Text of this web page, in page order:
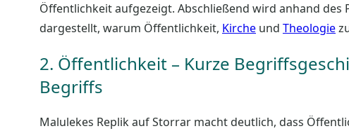
Öffentlichkeit aufgezeigt. Abschließend wird anhand des
dargestellt, warum Öffentlichkeit, Kirche und Theologie
2. Öffentlichkeit – Kurze
Begriffs
Malulekes Replik auf Storrar macht deutlich, dass